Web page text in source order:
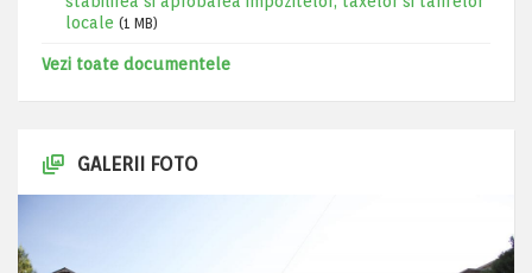
locale (1 MB)
Vezi toate documentele
GALERII FOTO